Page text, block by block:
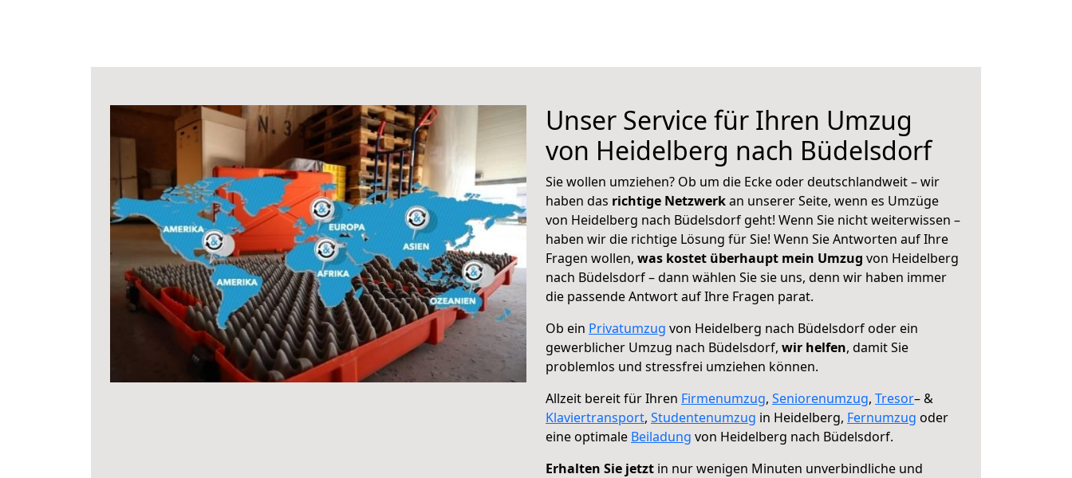
Unser Service für Ihren Umzug
von Heidelberg nach Büdelsdorf
Sie wollen umziehen? Ob um die Ecke oder deutschlandweit – wir
haben das richtige Netzwerkan unserer Seite, wenn es Umzüge
von Heidelberg nach Büdelsdorf geht! Wenn Sie nicht weiterwissen –
haben wir die richtige Lösung für Sie! Wenn Sie Antworten auf Ihre
Fragen wollen, was kostet überhaupt mein Umzug von Heidelberg
nach Büdelsdorf – dann wählen Sie sie uns, denn wir haben immer
die passende Antwort auf Ihre Fragen parat.
Ob ein Privatumzug von Heidelberg nach Büdelsdorf oder ein
gewerblicher Umzug nach Büdelsdorf, wir helfen, damit Sie
problemlos und stressfrei umziehen können.
Allzeit bereit für Ihren Firmenumzug, Seniorenumzug, Tresor– &
Klaviertransport, Studentenumzug in Heidelberg, Fernumzug oder
eine optimale Beiladung von Heidelberg nach Büdelsdorf.
Erhalten Sie jetzt in nur wenigen Minuten unverbindliche und